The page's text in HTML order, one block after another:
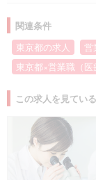
関連条件
東京都の求人
営
東京都×営業職（医
この求人を見てい